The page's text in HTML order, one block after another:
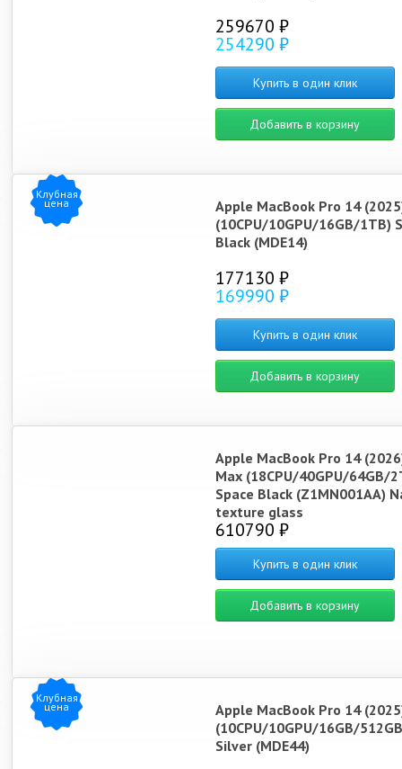
259670 ₽
254290 ₽
Купить в один клик
Добавить в корзину
Клубная
цена
Apple MacBook Pro 14
(10CPU/10GPU/16GB/1TB)
Black (MDE14)
177130 ₽
169990 ₽
Купить в один клик
Добавить в корзину
Apple MacBook Pro 14
Max (18CPU/40GPU/64GB/
Space Black (Z1MN001AA)
texture glass
610790 ₽
Купить в один клик
Добавить в корзину
Клубная
цена
Apple MacBook Pro 14
(10CPU/10GPU/16GB/
Silver (MDE44)